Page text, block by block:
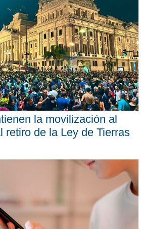
la movilización al
retiro de la Ley de Tierras